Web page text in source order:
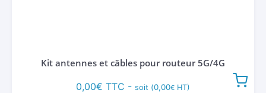
Kit antennes et câbles pour routeur 5G/4G
0,00€ TTC - soit (0,00€ HT)